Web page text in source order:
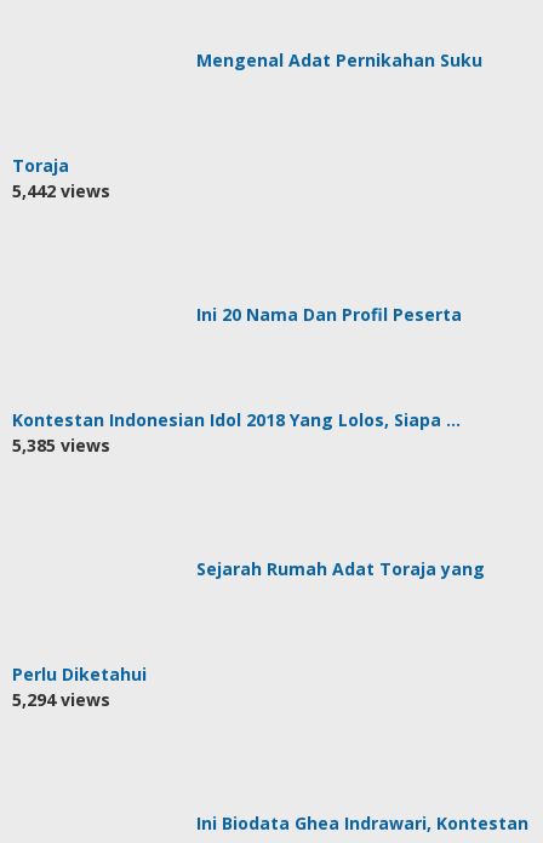
Mengenal Adat Pernikahan Suku
Toraja
5,442 views
Ini 20 Nama Dan Profil Peserta
Kontestan Indonesian Idol 2018 Yang Lolos, Siapa …
5,385 views
Sejarah Rumah Adat Toraja yang
Perlu Diketahui
5,294 views
Ini Biodata Ghea Indrawari, Kontestan